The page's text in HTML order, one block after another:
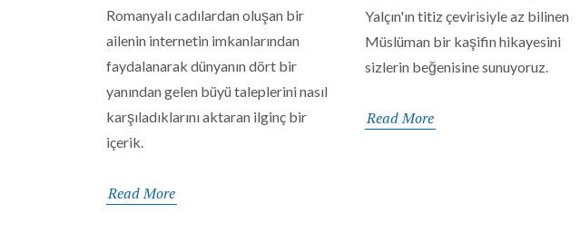
Romanyalı cadılardan oluşan bir
ailenin internetin imkanlarından
faydalanarak dünyanın dört bir
yanından gelen büyü taleplerini nasıl
karşıladıklarını aktaran ilginç bir
içerik.
Read More
Yalçın'ın titiz çevirisiyle az bilinen
Müslüman bir kaşifin hikayesini
sizlerin beğenisine sunuyoruz.
Read More